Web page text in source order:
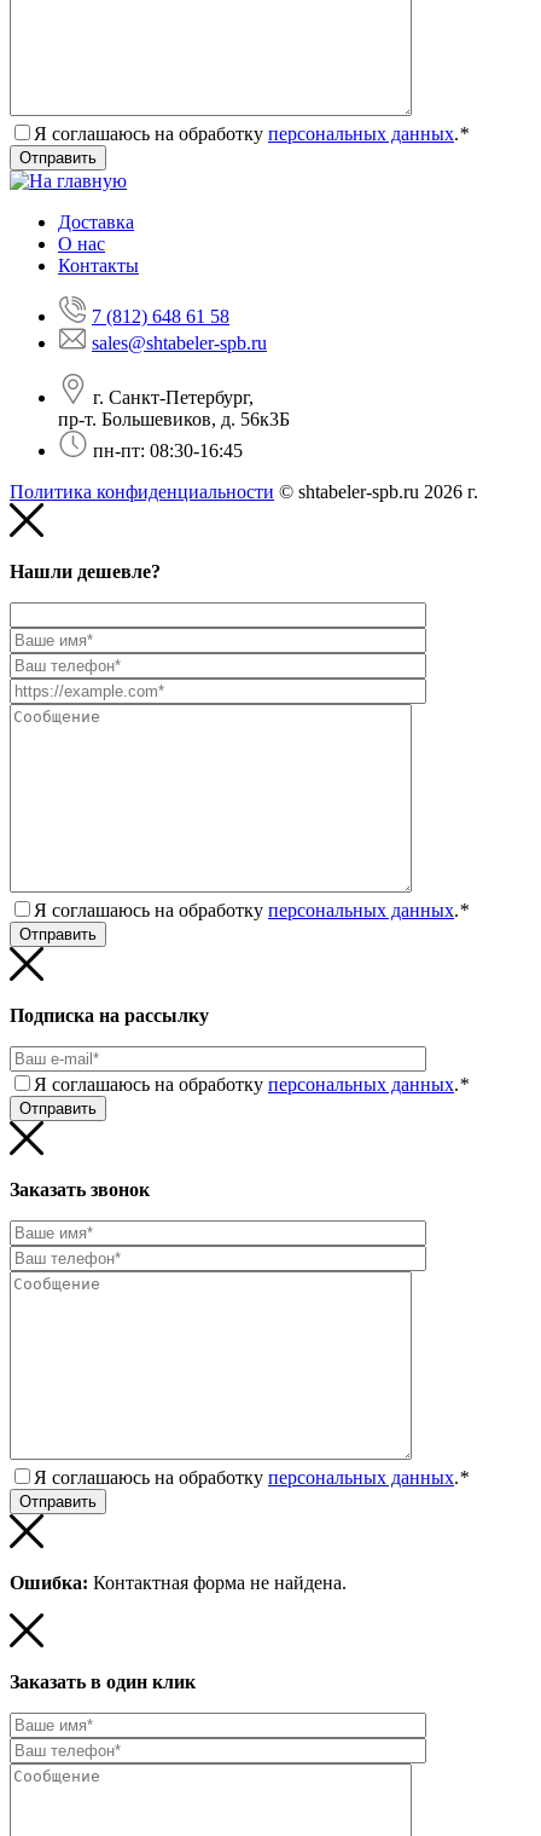
Я соглашаюсь на обработку персональных данных.*
Доставка
О нас
Контакты
7 (812) 648 61 58
sales@shtabeler-spb.ru
г. Санкт-Петербург,
пр-т. Большевиков, д. 56к3Б
пн-пт: 08:30-16:45
Политика конфиденциальности © shtabeler-spb.ru 2026 г.
Нашли дешевле?
Я соглашаюсь на обработку персональных данных.*
Подписка на рассылку
Я соглашаюсь на обработку персональных данных.*
Заказать звонок
Я соглашаюсь на обработку персональных данных.*
Ошибка: Контактная форма не найдена.
Заказать в один клик